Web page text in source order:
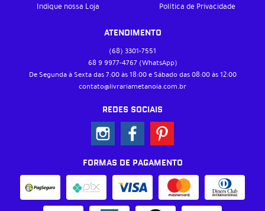
Indique nossa Loja
Política de Privacidade
ATENDIMENTO
(68) 3301-7551
68 9 9977-4767 (WhatsApp)
De Segunda à Sexta das 7:00 às 18:00 e Sábado das 08:00 às 12:00
contato@livrariametanoia.com.br
REDES SOCIAIS
FORMAS DE PAGAMENTO